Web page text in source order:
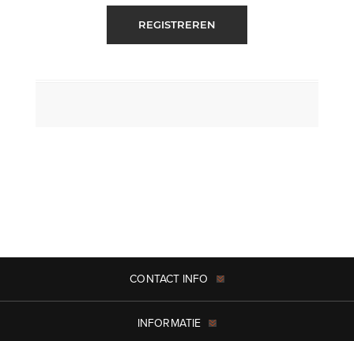
REGISTREREN
CONTACT INFO
INFORMATIE